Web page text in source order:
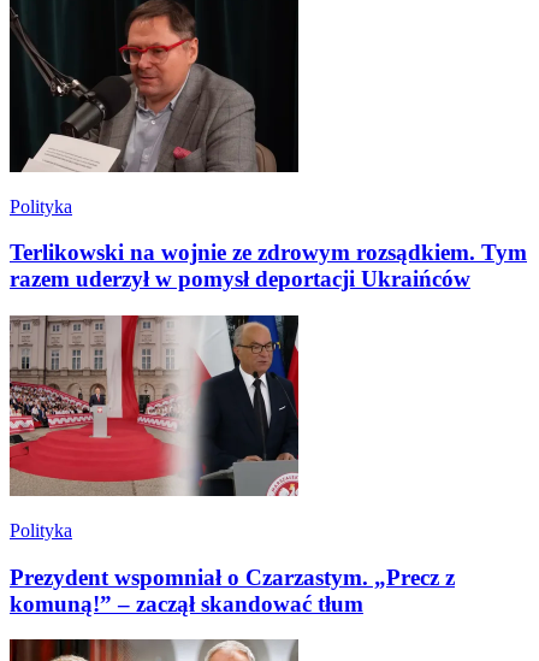
Polityka
Terlikowski na wojnie ze zdrowym rozsądkiem. Tym
razem uderzył w pomysł deportacji Ukraińców
Polityka
Prezydent wspomniał o Czarzastym. „Precz z
komuną!” – zaczął skandować tłum